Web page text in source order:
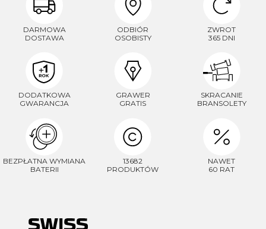
DARMOWA
DOSTAWA
ODBIÓR
OSOBISTY
ZWROT
365 DNI
DODATKOWA
GWARANCJA
GRAWER
GRATIS
SKRACANIE
BRANSOLETY
BEZPŁATNA WYMIANA
BATERII
13682
PRODUKTÓW
NAWET
60 RAT